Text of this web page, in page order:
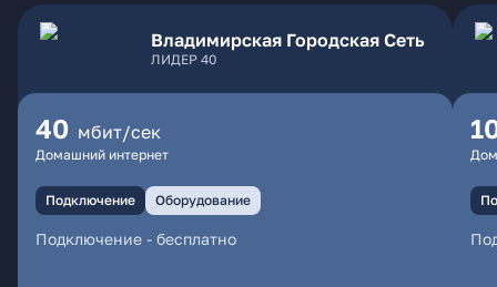
Владимирская Городская Сеть
ЛИДЕР 40
40 мбит/сек
Домашний интернет
Подключение Оборудование
Подключение - бесплатно